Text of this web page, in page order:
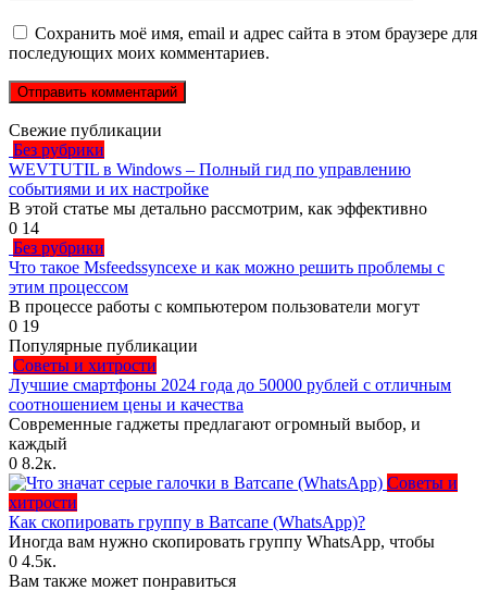
Сохранить моё имя, email и адрес сайта в этом браузере для
последующих моих комментариев.
Свежие публикации
Без рубрики
WEVTUTIL в Windows – Полный гид по управлению
событиями и их настройке
В этой статье мы детально рассмотрим, как эффективно
0 14
Без рубрики
Что такое Msfeedssyncexe и как можно решить проблемы с
этим процессом
В процессе работы с компьютером пользователи могут
0 19
Популярные публикации
Советы и хитрости
Лучшие смартфоны 2024 года до 50000 рублей с отличным
соотношением цены и качества
Современные гаджеты предлагают огромный выбор, и
каждый
0 8.2к.
Советы и
хитрости
Как скопировать группу в Ватсапе (WhatsApp)?
Иногда вам нужно скопировать группу WhatsApp, чтобы
0 4.5к.
Вам также может понравиться